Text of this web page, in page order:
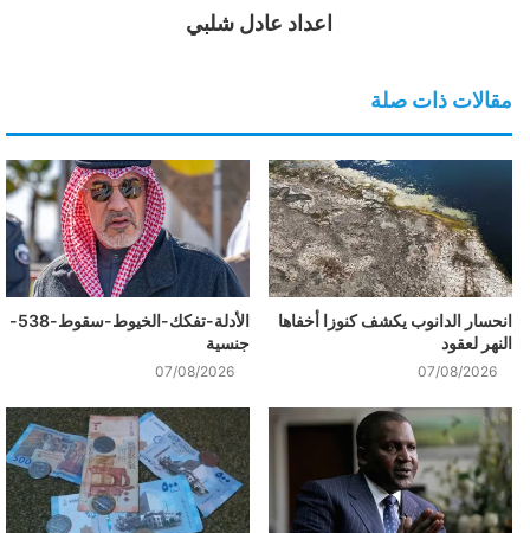
اعداد عادل شلبي
مقالات ذات صلة
انحسار الدانوب يكشف كنوزا أخفاها
النهر لعقود
07/08/2026
الأدلة-تفكك-الخيوط-سقوط-538-
جنسية
07/08/2026